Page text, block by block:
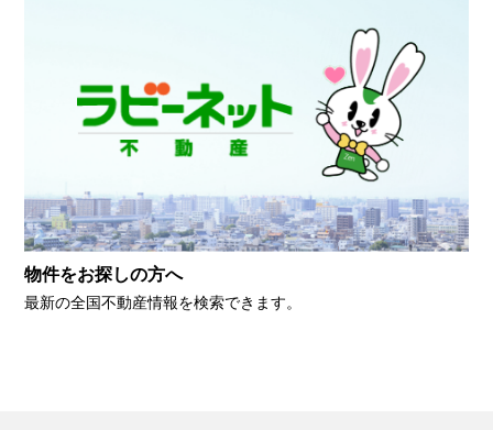
物件をお探しの方へ
最新の全国不動産情報を検索できます。